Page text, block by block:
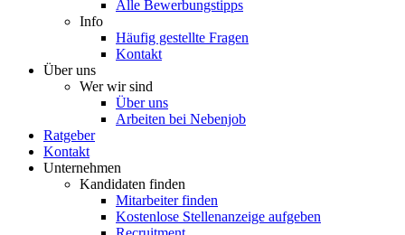
Alle Bewerbungstipps
Info
Häufig gestellte Fragen
Kontakt
Über uns
Wer wir sind
Über uns
Arbeiten bei Nebenjob
Ratgeber
Kontakt
Unternehmen
Kandidaten finden
Mitarbeiter finden
Kostenlose Stellenanzeige aufgeben